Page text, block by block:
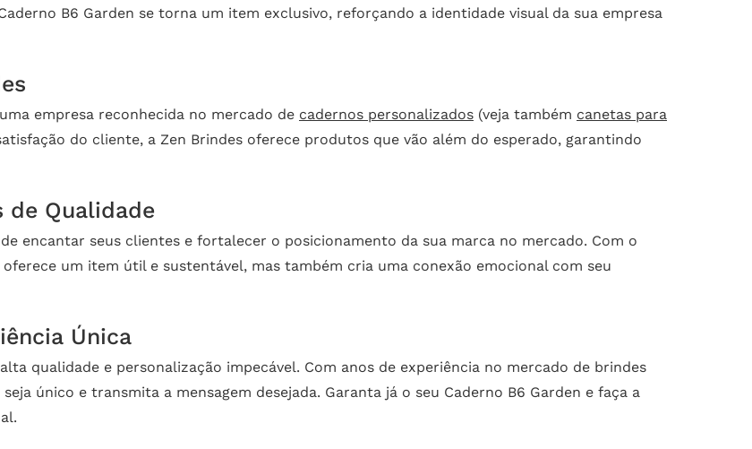
B6 Garden se torna um item exclusivo, reforçando a identidade visual da sua empresa
empresa reconhecida no mercado de cadernos personalizados (veja também canetas para
do cliente, a Zen Brindes oferece produtos que vão além do esperado, garantindo
de Qualidade
encantar seus clientes e fortalecer o posicionamento da sua marca no mercado. Com o
oferece um item útil e sustentável, mas também cria uma conexão emocional com seu
Única
qualidade e personalização impecável. Com anos de experiência no mercado de brindes
único e transmita a mensagem desejada. Garanta já o seu Caderno B6 Garden e faça a